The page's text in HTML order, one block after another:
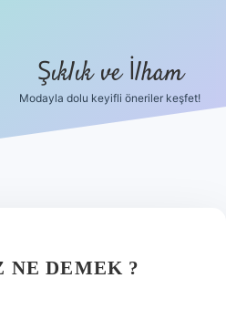
Şıklık ve İlham
Modayla dolu keyifli öneriler keşfet!
NE DEMEK ?